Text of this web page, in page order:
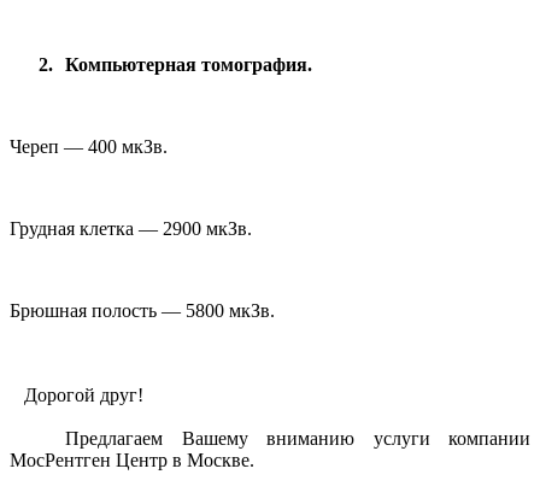
2. Компьютерная томография.
Череп — 400 мкЗв.
Грудная клетка — 2900 мкЗв.
Брюшная полость — 5800 мкЗв.
Дорогой друг!
Предлагаем Вашему вниманию услуги компании
МосРентген Центр в Москве.